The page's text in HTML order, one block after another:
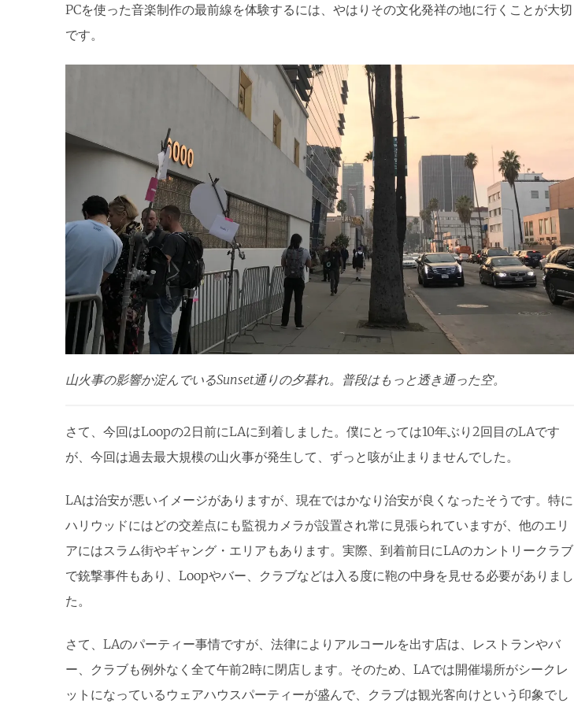
PCを使った音楽制作の最前線を体験するには、やはりその文化発祥の地に行くことが大切
です。
山火事の影響か淀んでいるSunset通りの夕暮れ。普段はもっと透き通った空。
さて、今回はLoopの2日前にLAに到着しました。僕にとっては10年ぶり2回目のLAです
が、今回は過去最大規模の山火事が発生して、ずっと咳が止まりませんでした。
LAは治安が悪いイメージがありますが、現在ではかなり治安が良くなったそうです。特に
ハリウッドにはどの交差点にも監視カメラが設置され常に見張られていますが、他のエリ
アにはスラム街やギャング・エリアもあります。実際、到着前日にLAのカントリークラブ
で銃撃事件もあり、Loopやバー、クラブなどは入る度に鞄の中身を見せる必要がありまし
た。
さて、LAのパーティー事情ですが、法律によりアルコールを出す店は、レストランやバ
ー、クラブも例外なく全て午前2時に閉店します。そのため、LAでは開催場所がシークレ
ットになっているウェアハウスパーティーが盛んで、クラブは観光客向けという印象でし